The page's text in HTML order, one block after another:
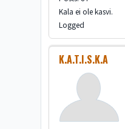
Kala ei ole kasvi.
Logged
K.A.T.I.S.K.A